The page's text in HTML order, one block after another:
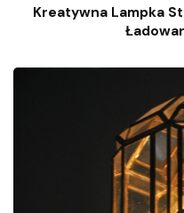
Kreatywna Lampka